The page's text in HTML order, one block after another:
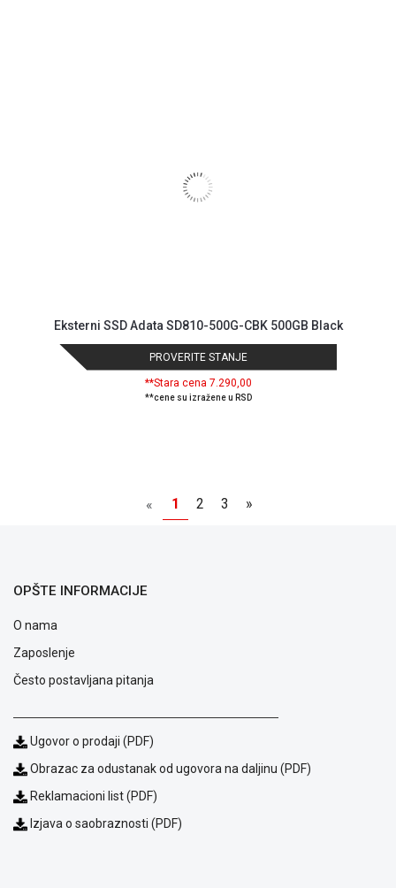
Eksterni SSD Adata SD810-500G-CBK 500GB Black
PROVERITE STANJE
**Stara cena 7.290,00
**cene su izražene u RSD
« 1 2 3 »
OPŠTE INFORMACIJE
O nama
Zaposlenje
Često postavljana pitanja
Ugovor o prodaji (PDF)
Obrazac za odustanak od ugovora na daljinu (PDF)
Reklamacioni list (PDF)
Izjava o saobraznosti (PDF)